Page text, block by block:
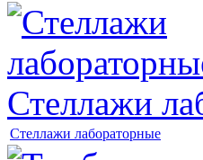
Стеллажи
Стеллажи лабораторные